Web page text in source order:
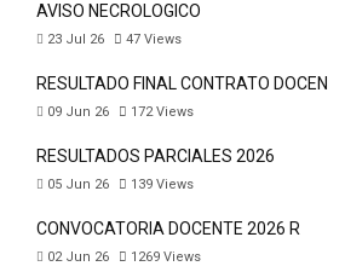
AVISO NECROLÓGICO
23 Jul 26 47 Views
RESULTADO FINAL CONTRATO DOCEN
09 Jun 26 172Views
RESULTADOS PARCIALES 2026
05 Jun 26 139 Views
CONVOCATORIA DOCENTE 2026 R
02 Jun 26 1269 Views